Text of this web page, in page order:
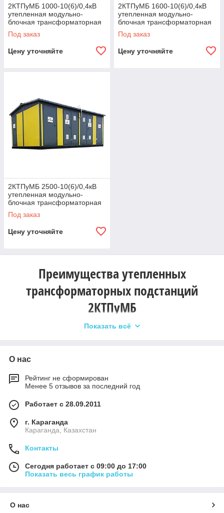
2КТПуМБ 1000-10(6)/0,4кВ
утепленная модульно-
блочная трансформаторная
подстанция
Под заказ
Цену уточняйте
2КТПуМБ 1600-10(6)/0,4кВ
утепленная модульно-
блочная трансформаторная
подстанция
Под заказ
Цену уточняйте
2КТПуМБ 2500-10(6)/0,4кВ
утепленная модульно-
блочная трансформаторная
подстанция
Под заказ
Цену уточняйте
Преимущества утепленных
трансформаторных подстанций
2КТПуМБ
Климатическая устойчивость
модульно-блочные подстанции 2КТПуМБ
при температурах от -45°C до +40°C. Прочная и
трансформаторные подстанции от влаги, снега,
ветра и пыли.
Готовность к эксплуатации
Показать всё
О нас
Рейтинг не сформирован
Менее 5 отзывов за последний год
Работает с 28.09.2011
г. Караганда
Караганда, Казахстан
Контакты
Сегодня работает с 09:00 до 17:00
Показать весь график работы
О нас